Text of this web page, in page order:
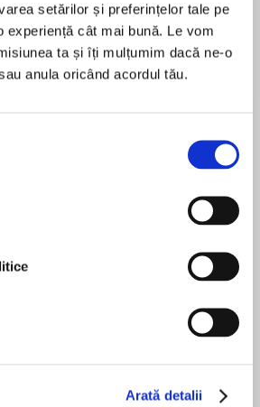
setărilor și preferințelor tale pe
experiență cât mai bună. Le vom
ta și îți mulțumim dacă ne-o
anula oricând acordul tău.
Arată detalii
intrepid explorer Ben Fogle,
life animal experiences…
selling children’s author
a reckless young wildcat
woods he soon makes an
– a whole group of exotic
held in captivity.
a rescue into a kitten
carte